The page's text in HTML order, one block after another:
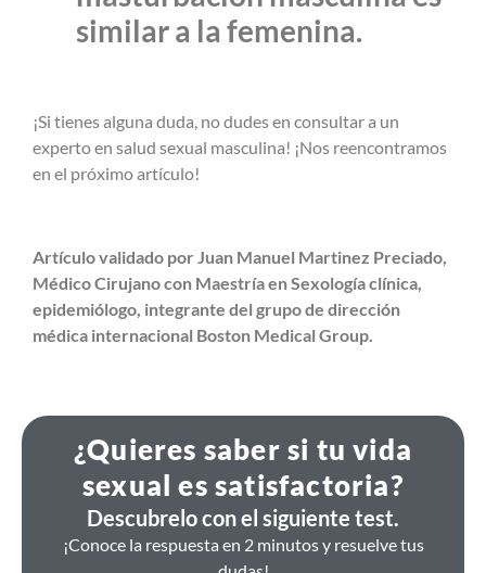
similar a la femenina.
¡Si tienes alguna duda, no dudes en consultar a un
experto en salud sexual masculina! ¡Nos reencontramos
en el próximo artículo!
Artículo validado por Juan Manuel Martinez Preciado,
Médico Cirujano con Maestría en Sexología clínica,
epidemiólogo, integrante del grupo de dirección
médica internacional Boston Medical Group.
¿Quieres saber si tu vida
sexual es satisfactoria?
Descubrelo con el siguiente test.
¡Conoce la respuesta en 2 minutos y resuelve tus